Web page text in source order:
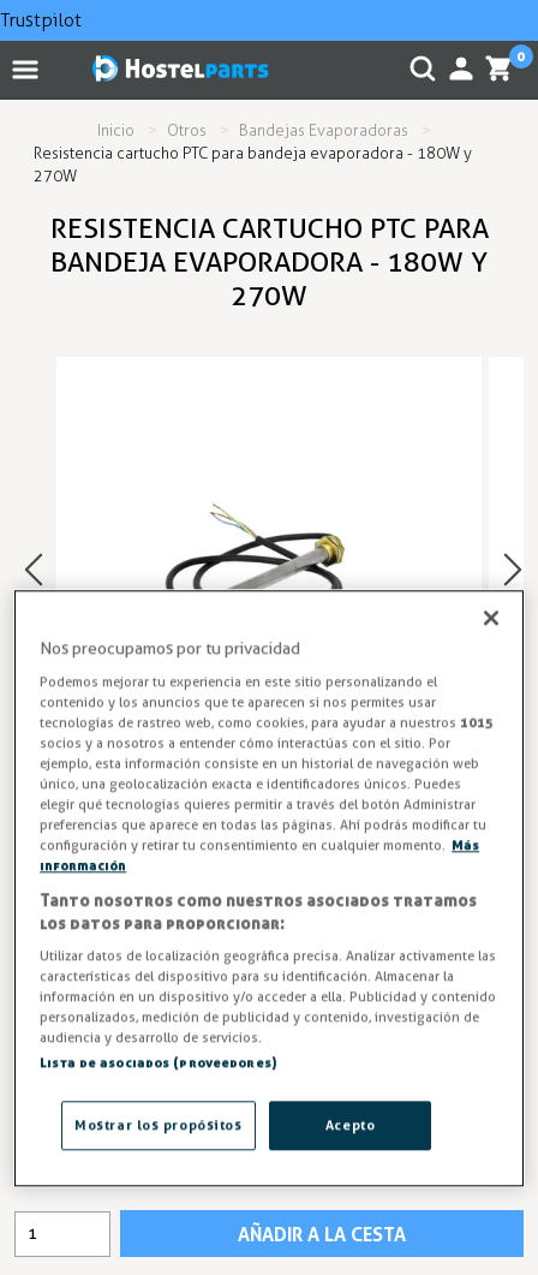
Trustpilot
0
Inicio Otros
Bandejas Evaporadoras
Resistencia cartucho PTC para bandeja evaporadora - 180W y
270W
RESISTENCIA CARTUCHO PTC PARA
BANDEJA EVAPORADORA - 180W Y
270W
Resistencia cartucho PTC para bandeja evaporadora, 2
potencias disponibles: 180W y 270W, tensión 230V.
Entrega en 24/48h
Potencia
Tensión
27,19 €
AÑADIR A LA CESTA
Nos preocupamos por tu privacidad
Podemos mejorar tu experiencia en este sitio personalizando el
contenido y los anuncios que te aparecen si nos permites usar
tecnologías de rastreo web, como cookies, para ayudar a nuestros 1015
socios y a nosotros a entender cómo interactúas con el sitio. Por
ejemplo, esta información consiste en un historial de navegación web
único, una geolocalización exacta e identificadores únicos. Puedes
elegir qué tecnologías quieres permitir a través del botón Administrar
preferencias que aparece en todas las páginas. Ahí podrás modificar tu
configuración y retirar tu consentimiento en cualquier momento. Más
información
Tanto nosotros como nuestros asociados tratamos
los datos para proporcionar:
Utilizar datos de localización geográfica precisa. Analizar activamente las
características del dispositivo para su identificación. Almacenar la
información en un dispositivo y/o acceder a ella. Publicidad y contenido
personalizados, medición de publicidad y contenido, investigación de
audiencia y desarrollo de servicios.
Lista de asociados (proveedores)
Acepto
Mostrar los propósitos